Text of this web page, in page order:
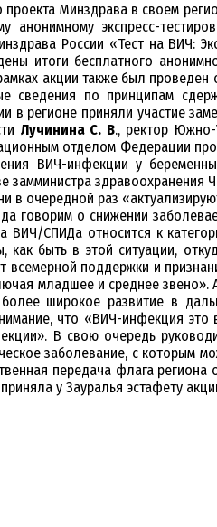
проекта Минздрава в своем
анонимному экспресс-
России «Тест на ВИЧ:
итоги бесплатного
акции также был
сведения по принципам
регионе приняли участие
Лучинина С. В., ректор Южно-
отделом Федерации
ВИЧ-инфекции у
замминистра здравоохранения
в очередной раз
говорим о снижении
ВИЧ/СПИДа относится к
быть в этой ситуации,
всемерной поддержки и
младшее и среднее
широкое развитие в
что «ВИЧ-инфекция
В свою очередь
заболевание, с которым
передача флага
у Зауралья эстафету